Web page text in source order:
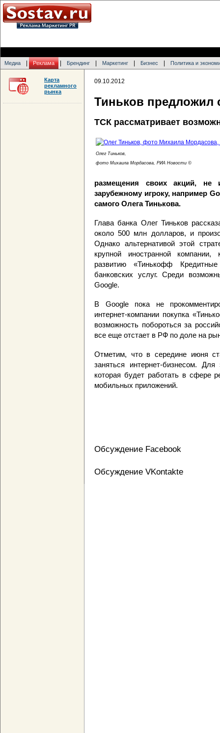
Медиа Реклама Брендинг Маркетинг Бизнес Политика и
09.10.2012
Тиньков предложил
ТСК рассматривает
Олег Тиньков,
фото Михаила Мордасова, РИА Новости ©
размещения своих акций, не
зарубежному игроку, например
самого Олега Тинькова.
Глава банка Олег Тиньков
около 500 млн долларов, и
Однако альтернативой этой
крупной иностранной
развитию «Тинькофф
банковских услуг. Среди
Google.
В Google пока не
интернет-компании покупка
возможность побороться за
все еще отстает в РФ по доле на
Отметим, что в середине июня
заняться интернет-бизнесом.
которая будет работать в сфере
мобильных приложений.
Обсуждение Facebook
Обсуждение VKontakte
Карта
рекламного
рынка